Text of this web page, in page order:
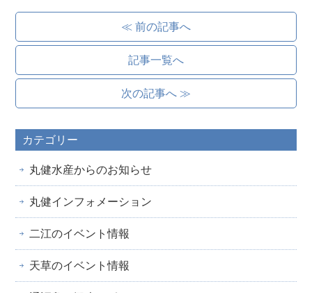
≪ 前の記事へ
記事一覧へ
次の記事へ ≫
カテゴリー
丸健水産からのお知らせ
丸健インフォメーション
二江のイベント情報
天草のイベント情報